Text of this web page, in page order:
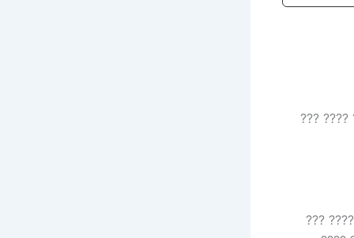
?????
??? ???